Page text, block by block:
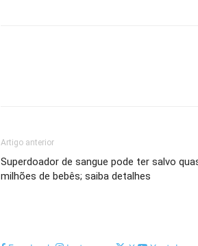
Artigo anterior
Superdoador de sangue pode ter salvo
milhões de bebês; saiba detalhes